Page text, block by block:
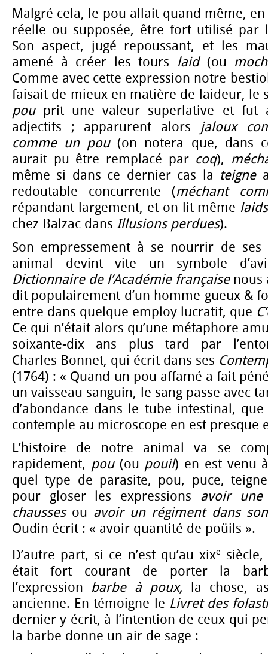
Malgré cela, le pou allait quand même,
réelle ou supposée, être fort utilisé par
Son aspect, jugé repoussant, et les
amené à créer les tours laid (ou
Comme avec cette expression notre
faisait de mieux en matière de laideur, le
pou prit une valeur superlative et fut
adjectifs ; apparurent alors jaloux
comme un pou(on notera que, dans
aurait pu être remplacé par coq),
même si dans ce dernier cas la teigne
redoutable concurrente (méchant
répandant largement, et on lit même
chez Balzac dans Illusions perdues).
Son empressement à se nourrir de
animal devint vite un symbole
Dictionnaire de l’Académie française nous
dit populairement d’un homme gueux &
entre dans quelque employ lucratif, que
Ce qui n’était alors qu’une métaphore
soixante-dix ans plus tard par
Charles Bonnet, qui écrit dans ses
(1764) : « Quand un pou affamé a fait
un vaisseau sanguin, le sang passe avec
d’abondance dans le tube intestinal,
contemple au microscope en est presque
L’histoire de notre animal va se
rapidement, pou (ou pouil) en est venu
quel type de parasite, pou, puce,
pour gloser les expressions avoir une
chausses ou avoir un régiment dans
Oudin écrit : « avoir quantité de poüils ».
D’autre part, si ce n’est qu’au xixe
était fort courant de porter la
l’expression barbe à poux, la chose,
ancienne. En témoigne le Livret des
dernier y écrit, à l’intention de ceux qui
la barbe donne un air de sage :